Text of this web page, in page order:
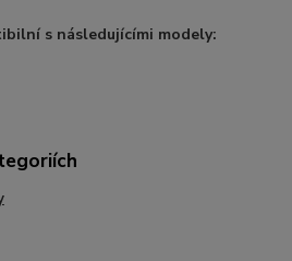
s následujícími modely: